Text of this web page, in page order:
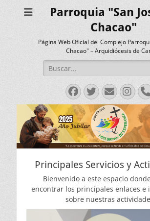
Parroquia "San
Chacao"
Página Web Oficial del Complejo
Chacao" – Arquidiócesis de
Buscar:
Facebook
Twitter
Correo
Principales Servicios y
Bienvenido a este espacio
encontrar los principales enlaces e
sobre nuestras